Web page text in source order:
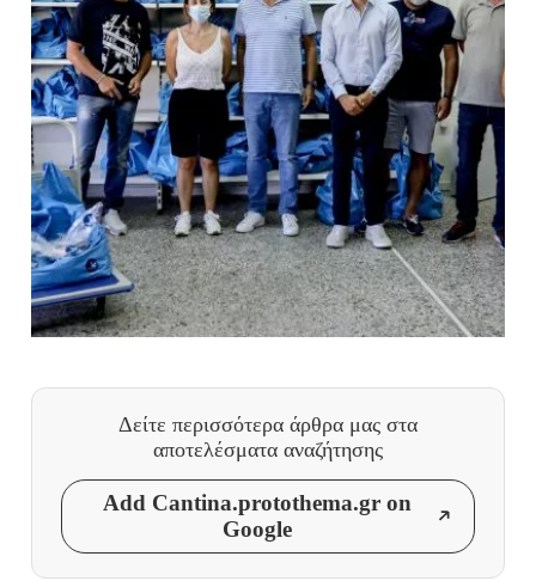
Δείτε περισσότερα άρθρα μας στα
αποτελέσματα αναζήτησης
Add Cantina.protothema.gr on
Google